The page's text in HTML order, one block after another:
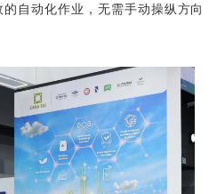
的自动化作业，无需手动操纵方向